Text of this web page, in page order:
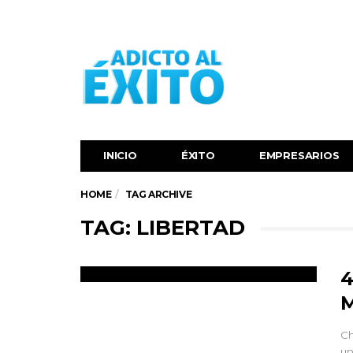
INICIO ÉXITO‬ EMPRESARIOS
HOME TAG ARCHIVE
TAG: LIBERTAD